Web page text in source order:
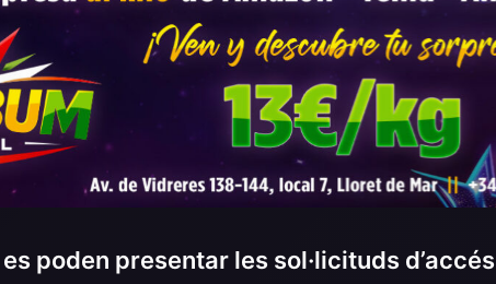
poden presentar les sol·licituds d’accés